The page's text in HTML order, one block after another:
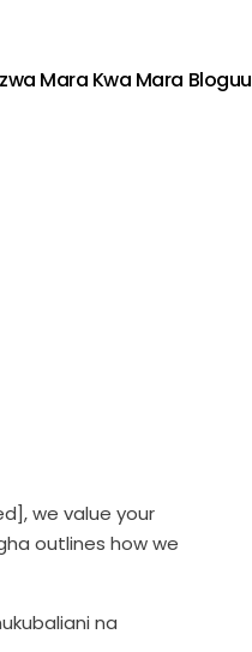
Mara Kwa Mara Bloguu
we value your
outlines how we
na